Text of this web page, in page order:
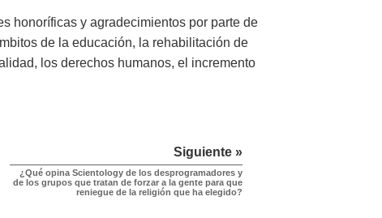
honoríficas y agradecimientos por parte de
de la educación, la rehabilitación de
los derechos humanos, el incremento
Siguiente »
¿Qué opina Scientology de los desprogramadores y
de los grupos que tratan de forzar a la gente para que
reniegue de la religión que ha elegido?